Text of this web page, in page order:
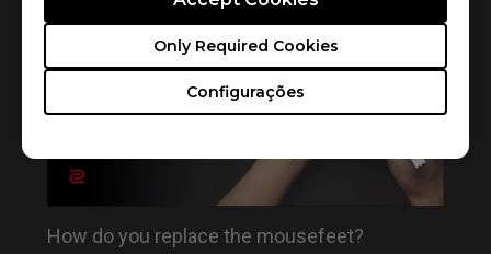
Configurações
Only Required Cookies
How do you replace the mousefeet?